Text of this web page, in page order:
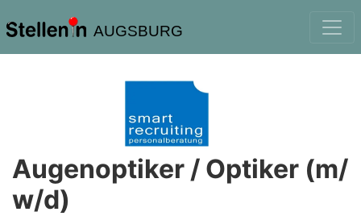
AUGSBURG
Augenoptiker / Optiker (m/
w/d)